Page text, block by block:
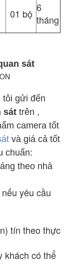
01 bộ 6
tháng
sát
tôi gửi đến
sát trên ,
camera tốt
và giá cả tốt
chuẩn:
theo nhà
yêu cầu
tín theo thực
khách có thể